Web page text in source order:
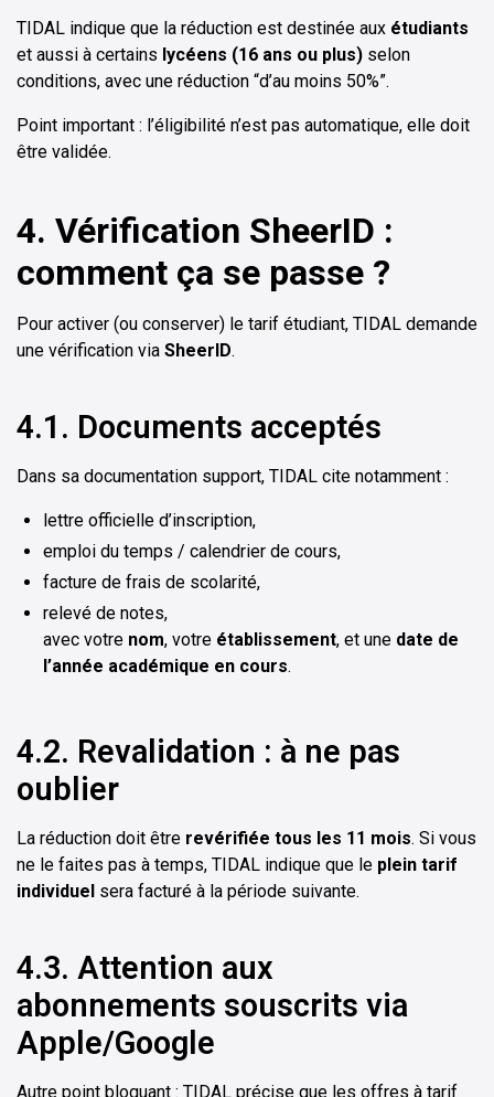
TIDAL indique que la réduction est destinée aux étudiants
et aussi à certains lycéens (16 ans ou plus) selon
conditions, avec une réduction “d’au moins 50%”.
Point important : l’éligibilité n’est pas automatique, elle doit
être validée.
4. Vérification SheerID :
comment ça se passe ?
Pour activer (ou conserver) le tarif étudiant, TIDAL demande
une vérification via SheerID.
4.1. Documents acceptés
Dans sa documentation support, TIDAL cite notamment :
lettre officielle d’inscription,
emploi du temps / calendrier de cours,
facture de frais de scolarité,
relevé de notes,
avec votre nom, votre établissement, et une date de
l’année académique en cours.
4.2. Revalidation : à ne pas
oublier
La réduction doit être revérifiée tous les 11 mois. Si vous
ne le faites pas à temps, TIDAL indique que le plein tarif
individuel sera facturé à la période suivante.
4.3. Attention aux
abonnements souscrits via
Apple/Google
Autre point bloquant : TIDAL précise que les offres à tarif